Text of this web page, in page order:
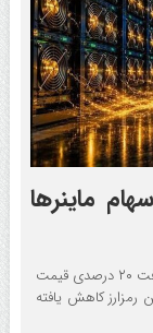
ماینرها
نتایج یک گزارش جدید حاکی از آن است که پس از افت ۲۰ درصدی قیمت
کاهش یافته